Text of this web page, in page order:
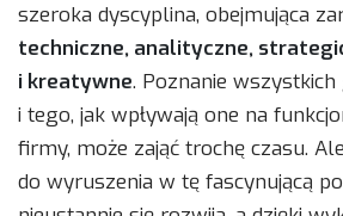
szeroka dyscyplina, obejmująca
techniczne, analityczne,
i kreatywne. Poznanie
i tego, jak wpływają one na
firmy, może zająć trochę czasu.
do wyruszenia w tę fascynującą